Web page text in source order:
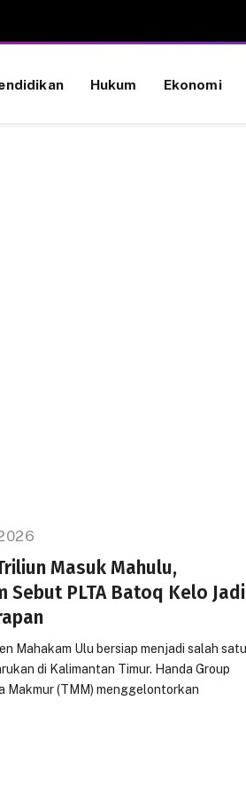
Hukum Ekonomi
Masuk Mahulu,
Sebut PLTA Batoq Kelo Jadi
Mahakam Ulu bersiap menjadi salah
di Kalimantan Timur. Handa Group
Makmur (TMM) menggelontorkan